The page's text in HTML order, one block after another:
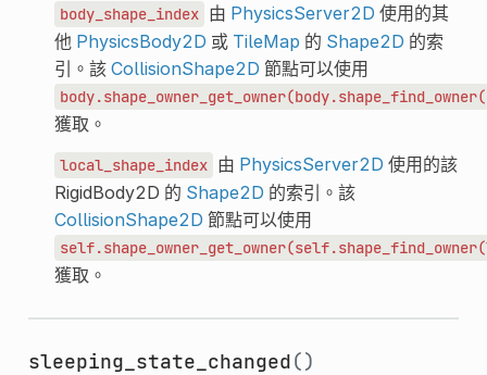
body_shape_index 由 PhysicsServer2D 使用的其
他 PhysicsBody2D 或 TileMap 的 Shape2D 的索
引。該 CollisionShape2D 節點可以使用
獲取。
local_shape_index 由 PhysicsServer2D 使用的該
RigidBody2D 的 Shape2D 的索引。該
CollisionShape2D 節點可以使用
獲取。
sleeping_state_changed()